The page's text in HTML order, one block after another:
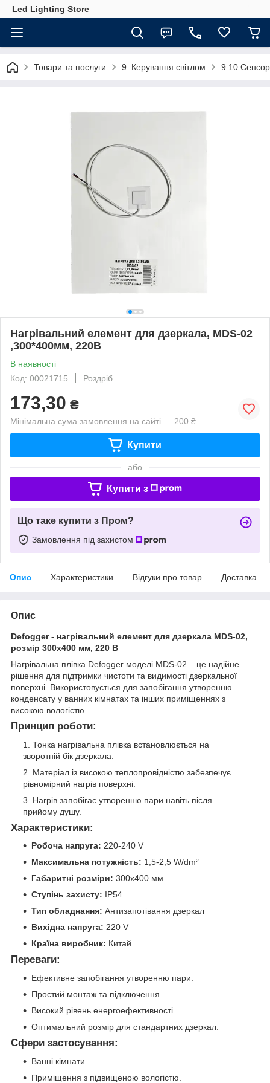
Led Lighting Store
Товари та послуги 9. Керування світлом 9.10
Нагрівальний елемент для дзеркала, MDS-02
,300*400мм, 220В
В наявності
Код: 00021715
Роздріб
173,30 ₴
Мінімальна сума замовлення на сайті — 200 ₴
Купити
або
Купити з
Що таке купити з Пром?
Замовлення під захистом
Опис Характеристики Відгуки про товар Доставка
Опис
Defogger - нагрівальний елемент для дзеркала MDS-02,
розмір 300х400 мм, 220 В
Нагрівальна плівка Defogger моделі MDS-02 – це надійне
рішення для підтримки чистоти та видимості дзеркальної
поверхні. Використовується для запобігання утворенню
конденсату у ванних кімнатах та інших приміщеннях з
високою вологістю.
Принцип роботи:
Тонка нагрівальна плівка встановлюється на
зворотній бік дзеркала.
Матеріал із високою теплопровідністю забезпечує
рівномірний нагрів поверхні.
Нагрів запобігає утворенню пари навіть після
прийому душу.
Характеристики:
Робоча напруга: 220-240 V
Максимальна потужність: 1,5-2,5 W/dm²
Габаритні розміри: 300x400 мм
Ступінь захисту: IP54
Тип обладнання: Антизапотівання дзеркал
Вихідна напруга: 220 V
Країна виробник: Китай
Переваги:
Ефективне запобігання утворенню пари.
Простий монтаж та підключення.
Високий рівень енергоефективності.
Оптимальний розмір для стандартних дзеркал.
Сфери застосування:
Ванні кімнати.
Приміщення з підвищеною вологістю.